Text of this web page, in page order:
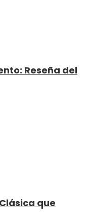
Reseña del
que